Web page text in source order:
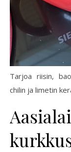
Tarjoa riisin,
chilin ja limetin